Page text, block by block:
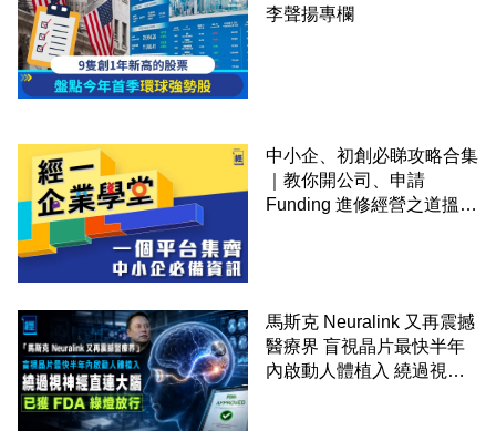
李聲揚專欄
中小企、初創必睇攻略合集
｜教你開公司、申請
Funding 進修經營之道搵大
馬斯克 Neuralink 又再震撼
醫療界 盲視晶片最快半年
內啟動人體植入 繞過視神